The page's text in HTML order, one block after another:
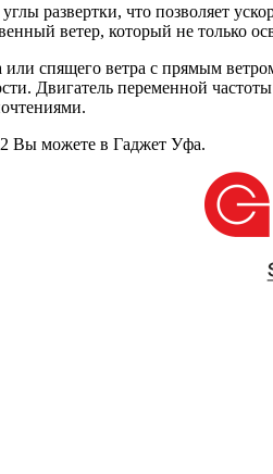
развертки, что позволяет
ветер, который не только
спящего ветра с прямым
Двигатель переменной
Вы можете в Гаджет Уфа.